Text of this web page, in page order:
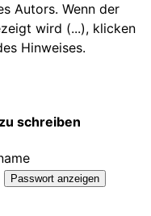
Autors. Wenn der
wird (...), klicken
Hinweises.
schreiben
Passwort anzeigen